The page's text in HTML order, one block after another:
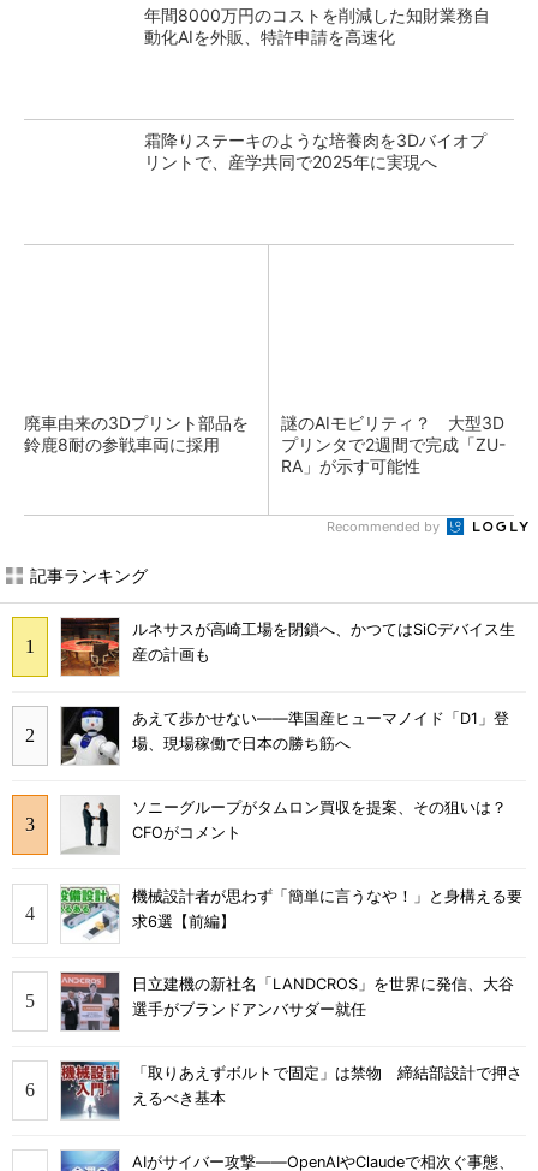
年間8000万円のコストを削減した知財業務自
動化AIを外販、特許申請を高速化
霜降りステーキのような培養肉を3Dバイオプ
リントで、産学共同で2025年に実現へ
廃車由来の3Dプリント部品を
鈴鹿8耐の参戦車両に採用
謎のAIモビリティ？ 大型3D
プリンタで2週間で完成「ZU-
RA」が示す可能性
Recommended by
記事ランキング
ルネサスが高崎工場を閉鎖へ、かつてはSiCデバイス生
産の計画も
あえて歩かせない――準国産ヒューマノイド「D1」登
場、現場稼働で日本の勝ち筋へ
ソニーグループがタムロン買収を提案、その狙いは？
CFOがコメント
機械設計者が思わず「簡単に言うなや！」と身構える要
求6選【前編】
日立建機の新社名「LANDCROS」を世界に発信、大谷
選手がブランドアンバサダー就任
「取りあえずボルトで固定」は禁物 締結部設計で押さ
えるべき基本
AIがサイバー攻撃――OpenAIやClaudeで相次ぐ事態、